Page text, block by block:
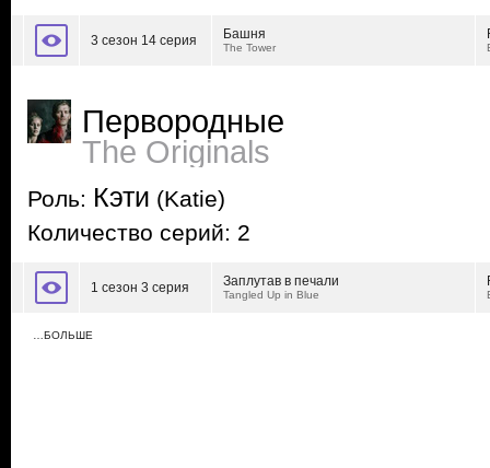
3 сезон 14 серия Башня
The Tower
Первородные
The Originals
Роль: Кэти (Katie)
Количество серий: 2
1 сезон 3 серия Заплутав в печали
Tangled Up in Blue
…БОЛЬШЕ